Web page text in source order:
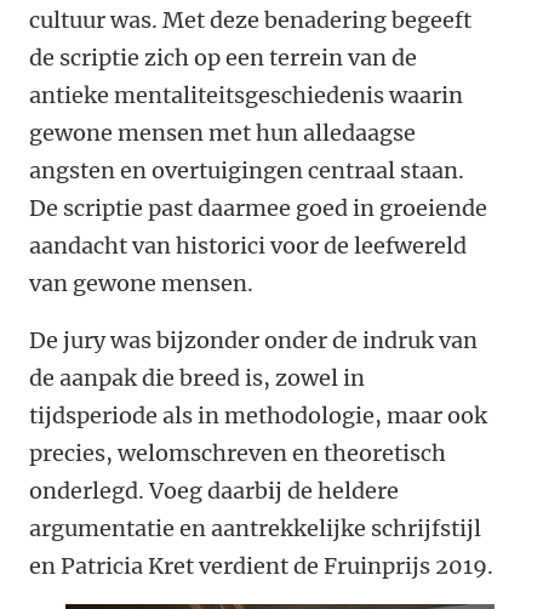
cultuur was. Met deze benadering begeeft
de scriptie zich op een terrein van de
antieke mentaliteitsgeschiedenis waarin
gewone mensen met hun alledaagse
angsten en overtuigingen centraal staan.
De scriptie past daarmee goed in groeiende
aandacht van historici voor de leefwereld
van gewone mensen.
De jury was bijzonder onder de indruk van
de aanpak die breed is, zowel in
tijdsperiode als in methodologie, maar ook
precies, welomschreven en theoretisch
onderlegd. Voeg daarbij de heldere
argumentatie en aantrekkelijke schrijfstijl
en Patricia Kret verdient de Fruinprijs 2019.